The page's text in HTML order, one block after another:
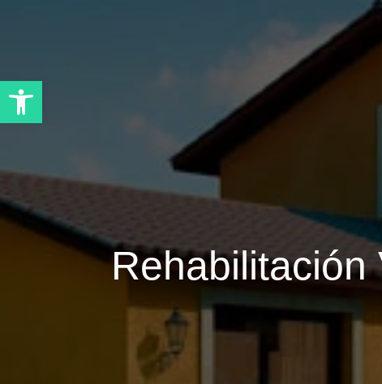
Abrir barra de herramientas
Rehabilitación